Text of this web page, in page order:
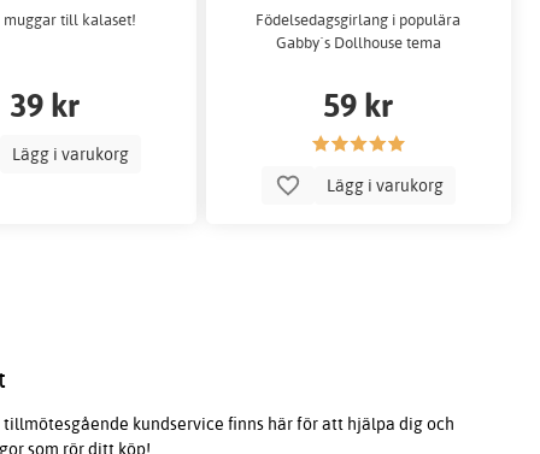
muggar till kalaset!
39 kr
Lägg i varukorg
Födelsedagsgirlang i populära
Gabby´s Dollhouse tema
59 kr
Lägg i varukorg
tillmötesgående kundservice finns här för att hjälpa dig och
som rör ditt köp!